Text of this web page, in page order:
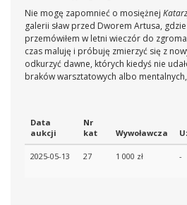
Nie mogę zapomnieć o mosiężnej
galerii sław przed Dworem Artusa,
przemówiłem w letni wieczór do
czas maluję i próbuję zmierzyć się z
odkurzyć dawne, których kiedyś nie
braków warsztatowych albo
Data
aukcji
Nr
kat
Wywoławcza
2025-05-13 27 1 000 zł -